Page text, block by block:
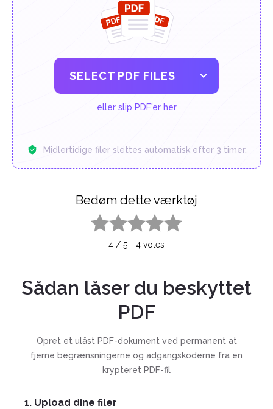
SELECT PDF FILES
eller slip PDF'er her
Midlertidige filer slettes automatisk efter 3 timer.
Bedøm dette værktøj
4 / 5 - 4 votes
Sådan låser du beskyttet
PDF
Opret et ulåst PDF-dokument ved permanent at
fjerne begrænsningerne og adgangskoderne fra en
krypteret PDF-fil
1. Upload dine filer